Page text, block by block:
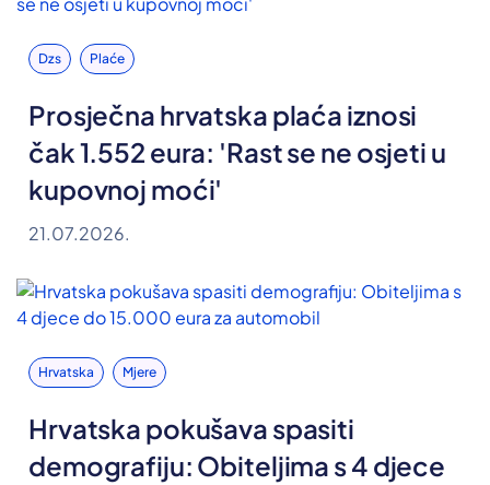
Dzs Plaće
Prosječna hrvatska plaća iznosi
čak 1.552 eura: 'Rast se ne osjeti u
kupovnoj moći'
21.07.2026.
Hrvatska Mjere
Hrvatska pokušava spasiti
demografiju: Obiteljima s 4 djece